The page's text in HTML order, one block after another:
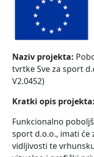
Naziv projekta:
tvrtke Sve za sport
V2.0452)
Kratki opis projekta:
Funkcionalno
sport d.o.o., imati će
vidljivosti te